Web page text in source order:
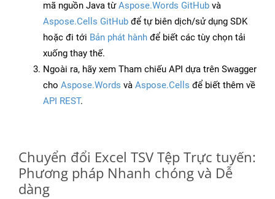
mã nguồn Java từAspose.Words GitHub và
Aspose.Cells GitHub để tự biên dịch/sử dụng SDK
hoặc đi tới Bản phát hành để biết các tùy chọn tải
xuống thay thế.
Ngoài ra, hãy xem Tham chiếu API dựa trên Swagger
cho Aspose.Words và Aspose.Cells để biết thêm về
API REST.
Chuyển đổi Excel TSV Tệp Trực tuyến:
Phương pháp Nhanh chóng và Dễ
dàng